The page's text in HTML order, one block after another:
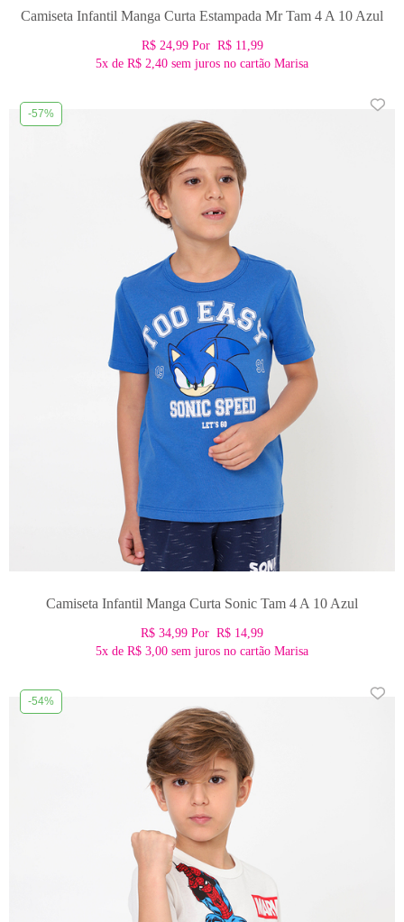
Camiseta Infantil Manga Curta Estampada Mr Tam 4 A 10 Azul
R$ 24,99 Por R$ 11,99
5x de R$ 2,40 sem juros no cartão Marisa
-57%
Camiseta Infantil Manga Curta Sonic Tam 4 A 10 Azul
R$ 34,99 Por R$ 14,99
5x de R$ 3,00 sem juros no cartão Marisa
-54%